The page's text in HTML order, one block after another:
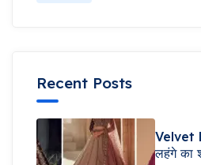
Recent Posts
Velvet
लहंगे का